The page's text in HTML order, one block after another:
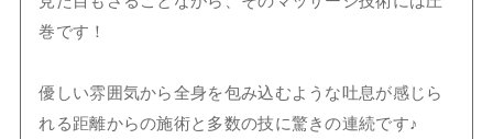
巻です！
優しい雰囲気から全身を包み込むような吐息が感じら
れる距離からの施術と多数の技に驚きの連続です♪